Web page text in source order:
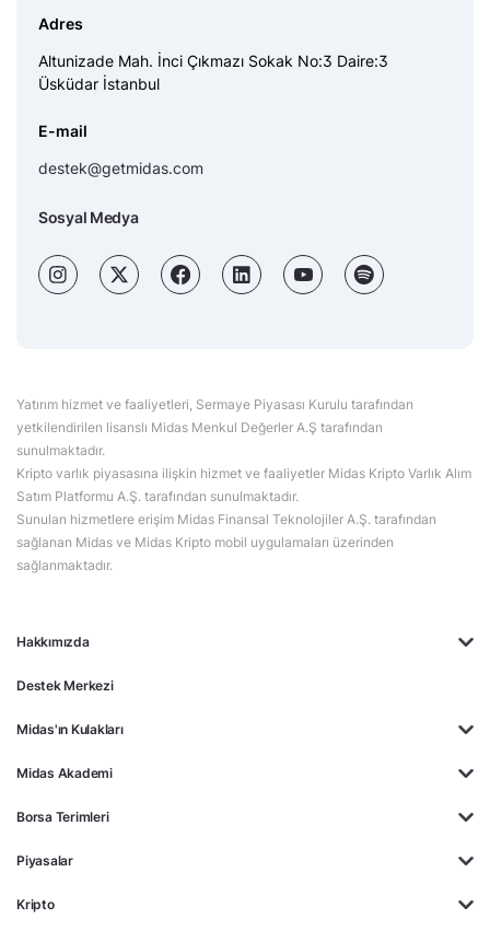
Hakkımızda
Destek Merkezi
Midas'ın Kulakları
Midas Akademi
Borsa Terimleri
Piyasalar
Kripto
Adres
Altunizade Mah. İnci Çıkmazı Sokak No:3 Daire:3
Üsküdar İstanbul
E-mail
destek@getmidas.com
Sosyal Medya
Yatırım hizmet ve faaliyetleri, Sermaye Piyasası Kurulu tarafından
yetkilendirilen lisanslı Midas Menkul Değerler A.Ş tarafından
sunulmaktadır.
Kripto varlık piyasasına ilişkin hizmet ve faaliyetler Midas Kripto Varlık Alım
Satım Platformu A.Ş. tarafından sunulmaktadır.
Sunulan hizmetlere erişim Midas Finansal Teknolojiler A.Ş. tarafından
sağlanan Midas ve Midas Kripto mobil uygulamaları üzerinden
sağlanmaktadır.